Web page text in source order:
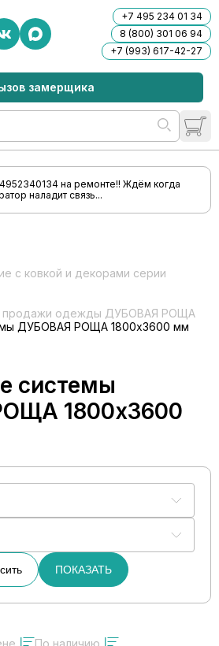
+7 495 234 01 34
8 (800) 301 06 94
+7 (993) 617-42-27
замерщика
на ремонте!! Ждём когда
наладит связь...
с ковкой и декорами серии
продажи одежды ДУБОВАЯ РОЩА
ДУБОВАЯ РОЩА 1800х3600 мм
системы
1800х3600
ПОКАЗАТЬ
По наличию